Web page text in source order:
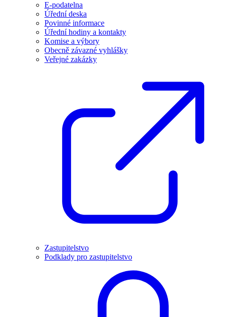
E-podatelna
Úřední deska
Povinné informace
Úřední hodiny a kontakty
Komise a výbory
Obecně závazné vyhlášky
Veřejné zakázky
Zastupitelstvo
Podklady pro zastupitelstvo